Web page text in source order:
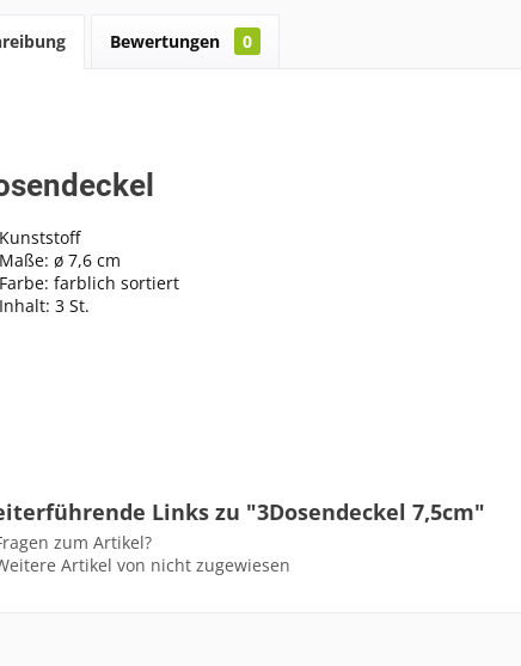
Bewertungen 0
Kunststoff
Maße: ø 7,6 cm
Farbe: farblich sortiert
Inhalt: 3 St.
Links zu "3Dosendeckel 7,5cm"
zum Artikel?
Artikel von nicht zugewiesen